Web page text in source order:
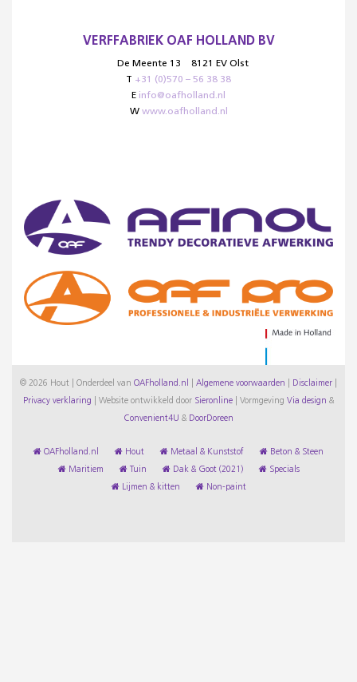
VERFFABRIEK OAF HOLLAND BV
De Meente 13
8121 EV Olst
T +31 (0)570 – 56 38 38
E info@oafholland.nl
W www.oafholland.nl
© 2026 Hout | Onderdeel van OAFholland.nl Algemene voorwaarden Disclaimer
Privacy verklaring Website ontwikkeld door Sieronline Vormgeving Via design &
Convenient4U & DoorDoreen
OAFholland.nl Hout Metaal & Kunststof Beton & Steen
Maritiem Tuin Dak & Goot (2021) Specials
Lijmen & kitten Non-paint